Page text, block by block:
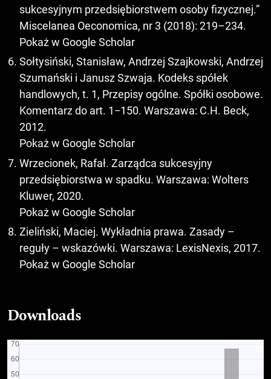
sukcesyjnym przedsiębiorstwem osoby fizycznej.”
Miscelanea Oeconomica, nr 3 (2018): 219–234.
Pokaż w Google Scholar
Sołtysiński, Stanisław, Andrzej Szajkowski, Andrzej
Szumański i Janusz Szwaja. Kodeks spółek
handlowych, t. 1, Przepisy ogólne. Spółki osobowe.
Komentarz do art. 1−150. Warszawa: C.H. Beck,
2012.
Pokaż w Google Scholar
Wrzecionek, Rafał. Zarządca sukcesyjny
przedsiębiorstwa w spadku. Warszawa: Wolters
Kluwer, 2020.
Pokaż w Google Scholar
Zieliński, Maciej. Wykładnia prawa. Zasady –
reguły – wskazówki. Warszawa: LexisNexis, 2017.
Pokaż w Google Scholar
Downloads